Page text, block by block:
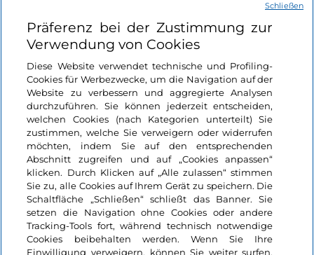
Nützliche Links
Login
Bleiben wir in Kontakt
Präferenz bei der Zustimmung zur
Verwendung von Cookies
Diese Website verwendet technische und Profiling-
Cookies für Werbezwecke, um die Navigation auf der
Website zu verbessern und aggregierte Analysen
durchzuführen. Sie können jederzeit entscheiden,
welchen Cookies (nach Kategorien unterteilt) Sie
zustimmen, welche Sie verweigern oder widerrufen
möchten, indem Sie auf den entsprechenden
Abschnitt zugreifen und auf „Cookies anpassen“
klicken. Durch Klicken auf „Alle zulassen“ stimmen
Sie zu, alle Cookies auf Ihrem Gerät zu speichern. Die
Schaltfläche „Schließen“ schließt das Banner. Sie
setzen die Navigation ohne Cookies oder andere
Tracking-Tools fort, während technisch notwendige
Cookies beibehalten werden. Wenn Sie Ihre
Einwilligung verweigern, können Sie weiter surfen,
Schließen